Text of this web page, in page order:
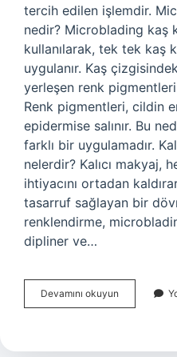
tercih edilen işlemdir.
nedir? Microblading kaş
kullanılarak, tek tek kaş
uygulanır. Kaş
yerleşen renk
Renk pigmentleri, cildin
epidermise salınır. Bu
farklı bir uygulamadır.
nelerdir? Kalıcı makyaj,
ihtiyacını ortadan
tasarruf sağlayan bir
renklendirme,
dipliner ve…
Devamını okuyun
Makyajın
Nedir